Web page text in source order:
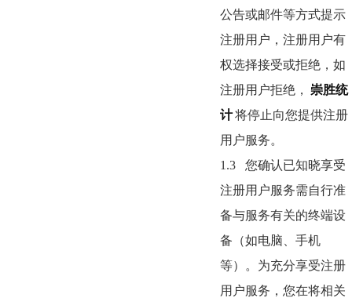
公告或邮件等方式提示
注册用户，注册用户有
权选择接受或拒绝，如
注册用户拒绝，
崇胜统
计将停止向您提供注册
用户服务。
1.3
您确认已知晓享受
注册用户服务需自行准
备与服务有关的终端设
备（如电脑、手机
等）。为充分享受注册
用户服务，您在将相关